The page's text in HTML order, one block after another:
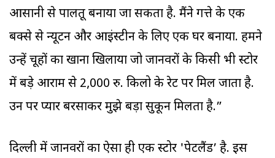
आसानी से पालतू बनाया जा सकता है. मैंने गत्ते के एक
बक्से से न्यूटन और आइंस्टीन के लिए एक घर बनाया. हमने
उन्हें चूहों का खाना खिलाया जो जानवरों के किसी भी स्टोर
में बड़े आराम से 2,000 रु. किलो के रेट पर मिल जाता है.
उन पर प्यार बरसाकर मुझे बड़ा सुकून मिलता है.”
दिल्ली में जानवरों का ऐसा ही एक स्टोर 'पेटलैंड’ है. इस